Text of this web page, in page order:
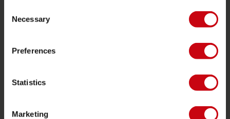
Selection
Necessary
Preferences
Statistics
Marketing
Garantía y reparaciones
Piezas de repuesto